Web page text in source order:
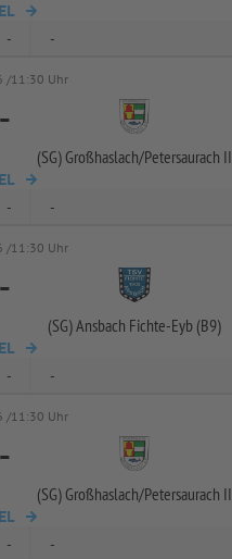
- -
/11:30 Uhr
-
(SG) Großhaslach/Petersaurach II
- -
/11:30 Uhr
-
(SG) Ansbach Fichte-Eyb (B9)
- -
/11:30 Uhr
-
(SG) Großhaslach/Petersaurach II
- -